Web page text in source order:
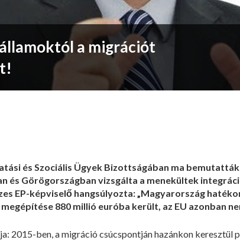
a migrációt
és Szociális Ügyek Bizottságában ma
és Görögországban vizsgálta a menekültek
EP-képviselő hangsúlyozta: „Magyarország
880 millió euróba került, az EU azonban
2015-ben, a migráció csúcspontján hazánkon keresztül